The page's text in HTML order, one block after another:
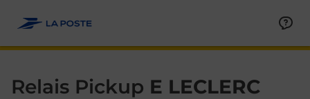
Relais Pickup E LECLERC